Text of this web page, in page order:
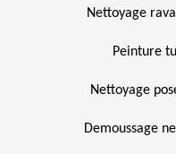
Nettoyage
Peinture
Nettoyage
Demoussage